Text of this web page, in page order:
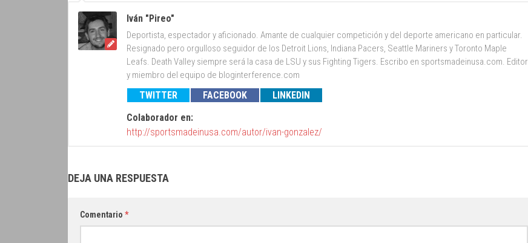
Iván "Pireo"
Deportista, espectador y aficionado. Amante de cualquier competición y del deporte americano en particular.
Resignado pero orgulloso seguidor de los Detroit Lions, Indiana Pacers, Seattle Mariners y Toronto Maple
Leafs. Death Valley siempre será la casa de LSU y sus Fighting Tigers. Escribo en sportsmadeinusa.com. Editor
y miembro del equipo de bloginterference.com
TWITTER FACEBOOK
LINKEDIN
Colaborador en:
http://sportsmadeinusa.com/autor/ivan-gonzalez/
DEJA UNA RESPUESTA
Comentario *